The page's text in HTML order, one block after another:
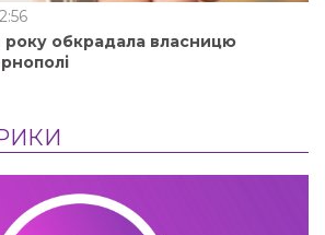
року обкрадала власницю